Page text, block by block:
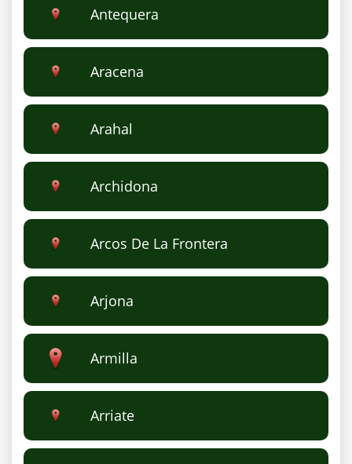
Antequera
Aracena
Arahal
Archidona
Arcos De La Frontera
Arjona
Armilla
Arriate